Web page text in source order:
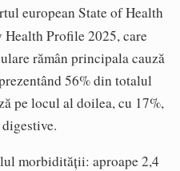
european State of Health
Health Profile 2025,care
rămân principala cauză
56% din totalul
pe locul al doilea, cu 17%,
morbidității: aproape 2,4